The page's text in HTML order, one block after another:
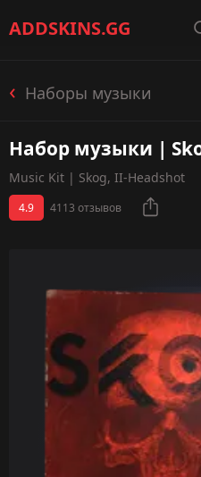
ADDSKINS.GG
Пистолеты-пулемёты
Перчатки
Наборы музыки
Набор музыки |
Music Kit | Skog, II-Headshot
4.9 4113 отзывов